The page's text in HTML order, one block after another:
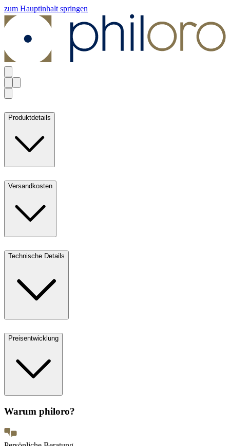
zum Hauptinhalt springen
Produktdetails
Versandkosten
Technische Details
Preisentwicklung
Warum philoro?